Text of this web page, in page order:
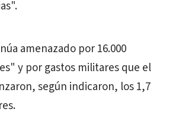
amenazado por 16.000
y por gastos militares que el
según indicaron, los 1,7